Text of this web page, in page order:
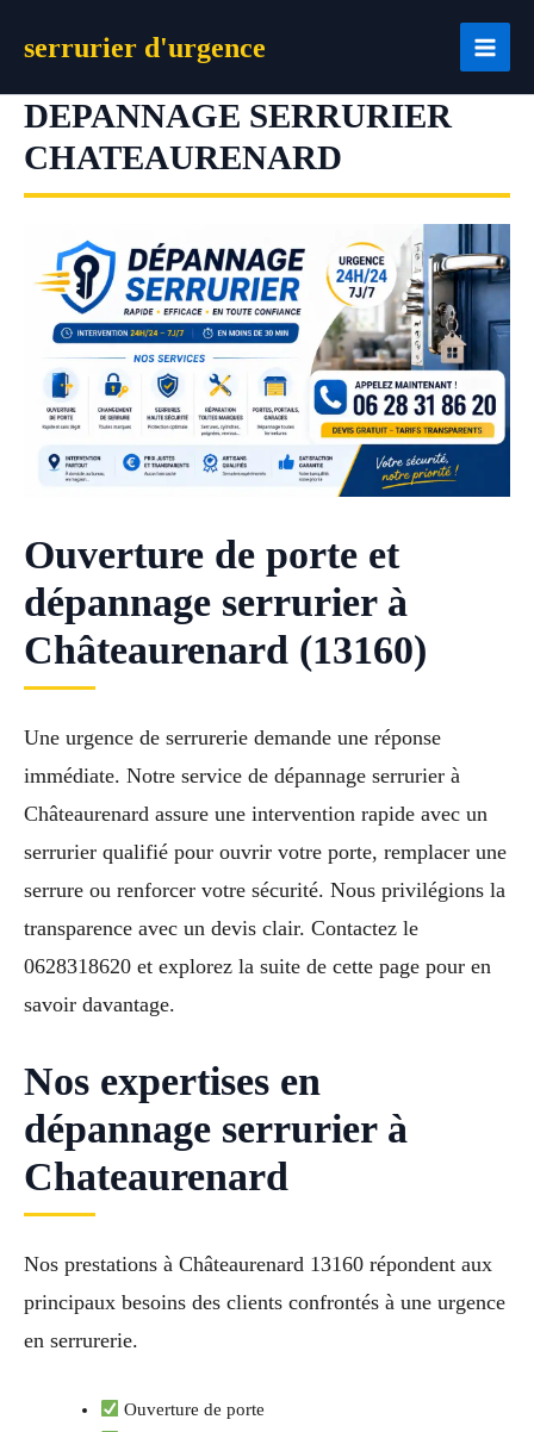
serrurier d'urgence
DEPANNAGE SERRURIER
CHATEAURENARD
Ouverture de porte et
dépannage serrurier à
Châteaurenard (13160)
Une urgence de serrurerie demande une réponse
immédiate. Notre service de dépannage serrurier à
Châteaurenard assure une intervention rapide avec un
serrurier qualifié pour ouvrir votre porte, remplacer une
serrure ou renforcer votre sécurité. Nous privilégions la
transparence avec un devis clair. Contactez le
0628318620 et explorez la suite de cette page pour en
savoir davantage.
Nos expertises en
dépannage serrurier à
Chateaurenard
Nos prestations à Châteaurenard 13160 répondent aux
principaux besoins des clients confrontés à une urgence
en serrurerie.
Ouverture de porte